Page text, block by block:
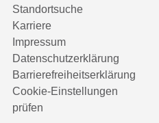
Standortsuche
Karriere
Impressum
Datenschutzerklärung
Barrierefreiheitserklärung
Cookie-Einstellungen
prüfen